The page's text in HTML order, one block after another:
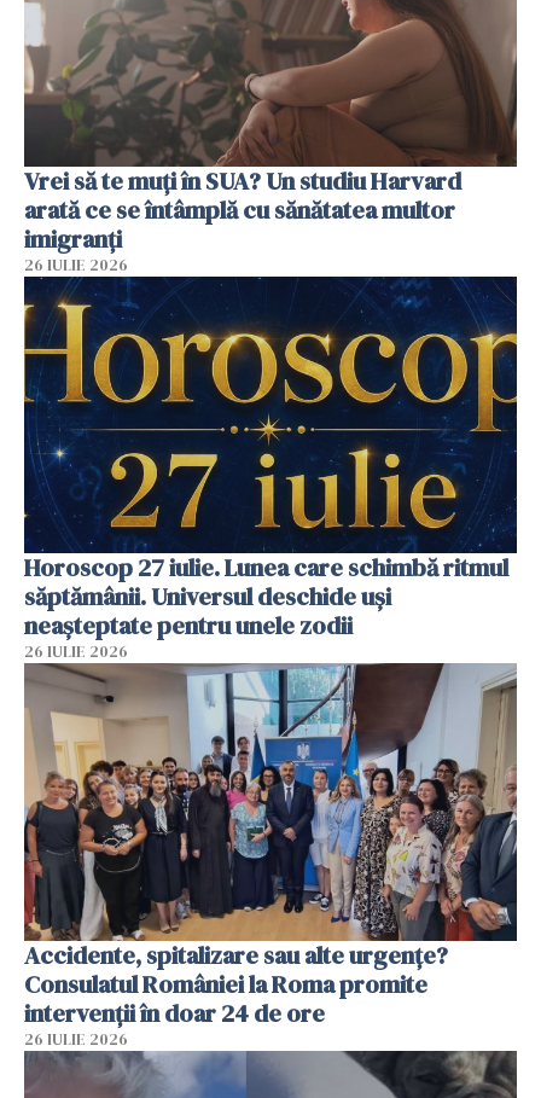
Vrei să te muți în SUA? Un studiu Harvard
arată ce se întâmplă cu sănătatea multor
imigranți
26 IULIE 2026
Horoscop 27 iulie. Lunea care schimbă ritmul
săptămânii. Universul deschide uși
neașteptate pentru unele zodii
26 IULIE 2026
Accidente, spitalizare sau alte urgențe?
Consulatul României la Roma promite
intervenții în doar 24 de ore
26 IULIE 2026